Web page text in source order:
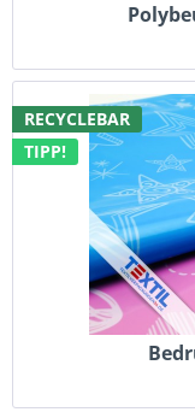
RECYCLEBAR
TIPP!